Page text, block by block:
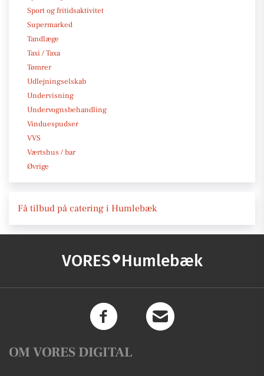
Sport og fritidsaktivitet
Supermarked
Tandlæge
Taxi / Taxa
Tømrer
Udlejningselskab
Undervisning
Undervognsbehandling
Vinduespudser
VVS
Værtshus / bar
Øvrige
Få tilbud på catering i Humlebæk
VORES Humlebæk
OM VORES DIGITAL